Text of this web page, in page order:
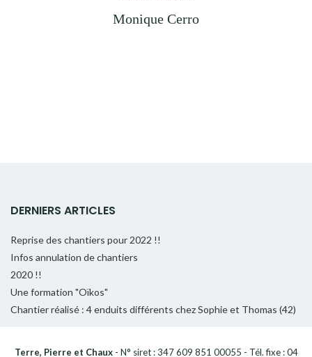
Monique Cerro
DERNIERS ARTICLES
Reprise des chantiers pour 2022 !!
Infos annulation de chantiers
2020 !!
Une formation "Oïkos"
Chantier réalisé : 4 enduits différents chez Sophie et Thomas (42)
Terre, Pierre et Chaux- N° siret : 347 609 851 00055 - Tél. fixe : 04